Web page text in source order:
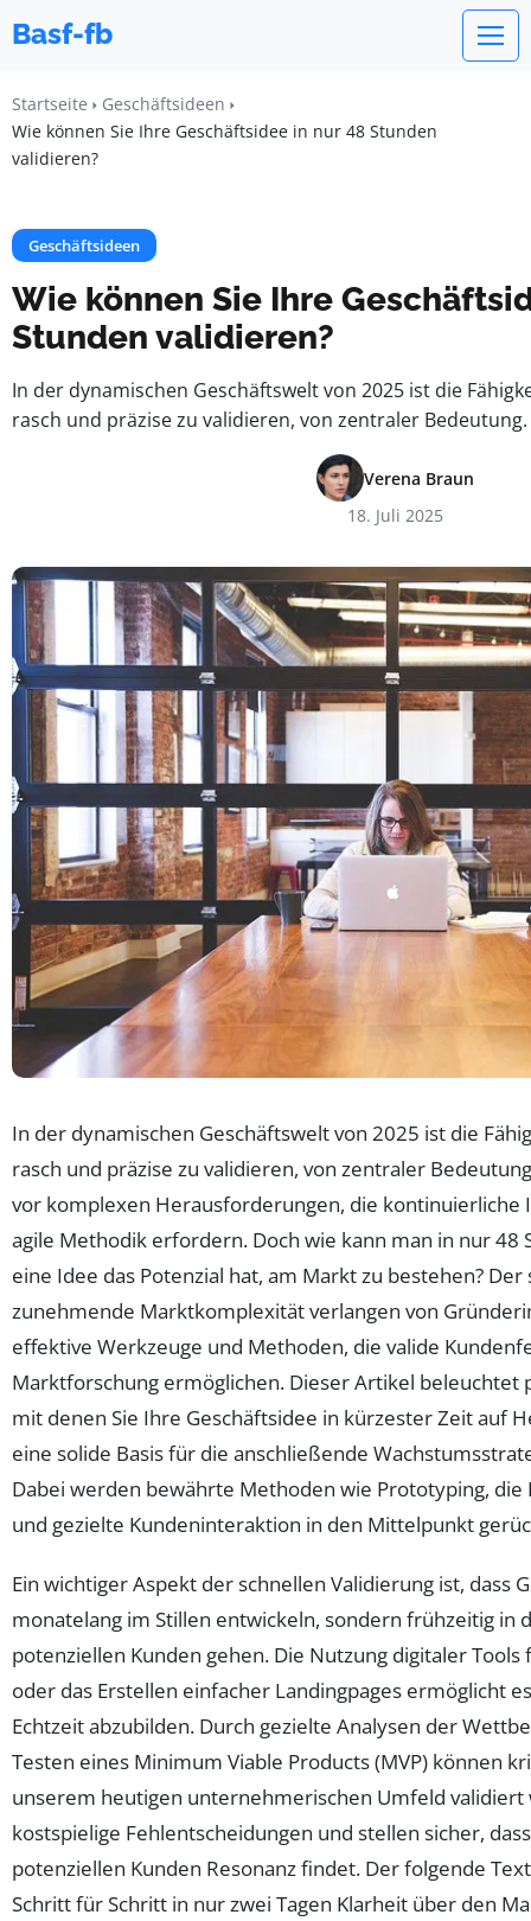
Basf-fb
Startseite
Geschäftsideen
Wie können Sie Ihre Geschäftsidee in nur 48 Stunden
validieren?
Geschäftsideen
Wie können Sie Ihre
Stunden validieren?
In der dynamischen Geschäftswelt von 2025 ist die
rasch und präzise zu validieren, von zentraler
Verena Braun
18. Juli 2025
In der dynamischen Geschäftswelt von 2025 ist die
rasch und präzise zu validieren, von zentraler
vor komplexen Herausforderungen, die kontinuierliche
agile Methodik erfordern. Doch wie kann man in nur 48
eine Idee das Potenzial hat, am Markt zu bestehen?
zunehmende Marktkomplexität verlangen von
effektive Werkzeuge und Methoden, die valide
Marktforschung ermöglichen. Dieser Artikel beleuchtet
mit denen Sie Ihre Geschäftsidee in kürzester Zeit auf
eine solide Basis für die anschließende
Dabei werden bewährte Methoden wie Prototyping, die
und gezielte Kundeninteraktion in den Mittelpunkt
Ein wichtiger Aspekt der schnellen Validierung ist, dass
monatelang im Stillen entwickeln, sondern frühzeitig in
potenziellen Kunden gehen. Die Nutzung digitaler
oder das Erstellen einfacher Landingpages ermöglicht
Echtzeit abzubilden. Durch gezielte Analysen der
Testen eines Minimum Viable Products (MVP) können
unserem heutigen unternehmerischen Umfeld validiert
kostspielige Fehlentscheidungen und stellen sicher,
potenziellen Kunden Resonanz findet. Der folgende
Schritt für Schritt in nur zwei Tagen Klarheit über den